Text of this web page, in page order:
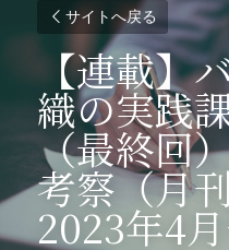
サイトへ戻る
【連載】
織の実践
（最終回
考察（月
2023年4